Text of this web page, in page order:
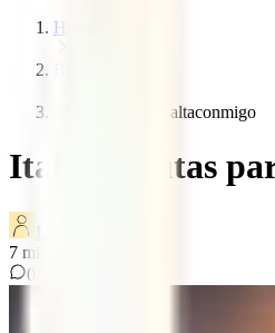
Home
Podcast 9 italia saltaconmigo
Italia: 7 rutas
7 minutos de lectura
0